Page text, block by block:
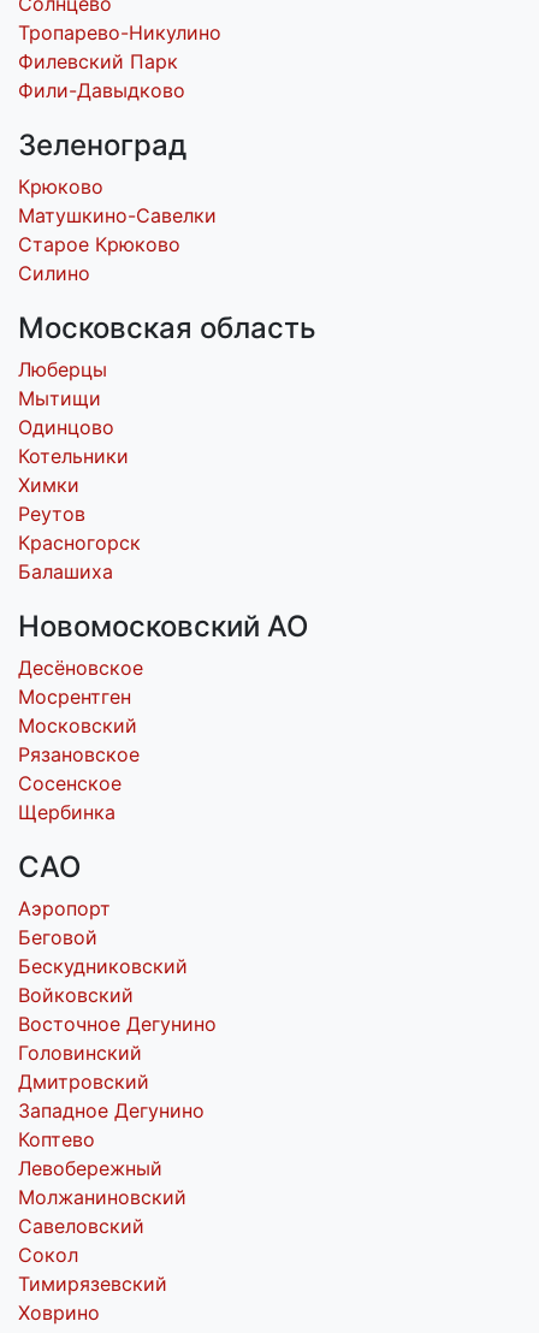
Тропарево-Никулино
Филевский Парк
Фили-Давыдково
Зеленоград
Крюково
Матушкино-Савелки
Старое Крюково
Силино
Московская область
Люберцы
Мытищи
Одинцово
Котельники
Химки
Реутов
Красногорск
Балашиха
Новомосковский АО
Десёновское
Мосрентген
Московский
Рязановское
Сосенское
Щербинка
САО
Аэропорт
Беговой
Бескудниковский
Войковский
Восточное Дегунино
Головинский
Дмитровский
Западное Дегунино
Коптево
Левобережный
Молжаниновский
Савеловский
Сокол
Тимирязевский
Ховрино